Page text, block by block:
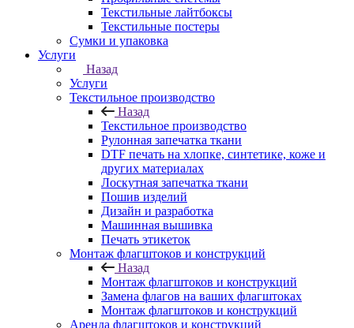
Текстильные лайтбоксы
Текстильные постеры
Сумки и упаковка
Услуги
Назад
Услуги
Текстильное производство
Назад
Текстильное производство
Рулонная запечатка ткани
DTF печать на хлопке, синтетике, коже и
других материалах
Лоскутная запечатка ткани
Пошив изделий
Дизайн и разработка
Машинная вышивка
Печать этикеток
Монтаж флагштоков и конструкций
Назад
Монтаж флагштоков и конструкций
Замена флагов на ваших флагштоках
Монтаж флагштоков и конструкций
Аренда флагштоков и конструкций